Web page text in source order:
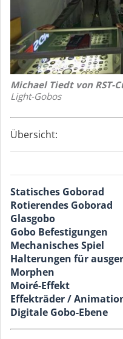
Michael Tiedt von RST-
Light-Gobos
Übersicht:
Statisches Goborad
Rotierendes Goborad
Glasgobo
Gobo Befestigungen
Mechanisches Spiel
Halterungen für
Morphen
Moiré-Effekt
Effekträder /
Digitale Gobo-Ebene